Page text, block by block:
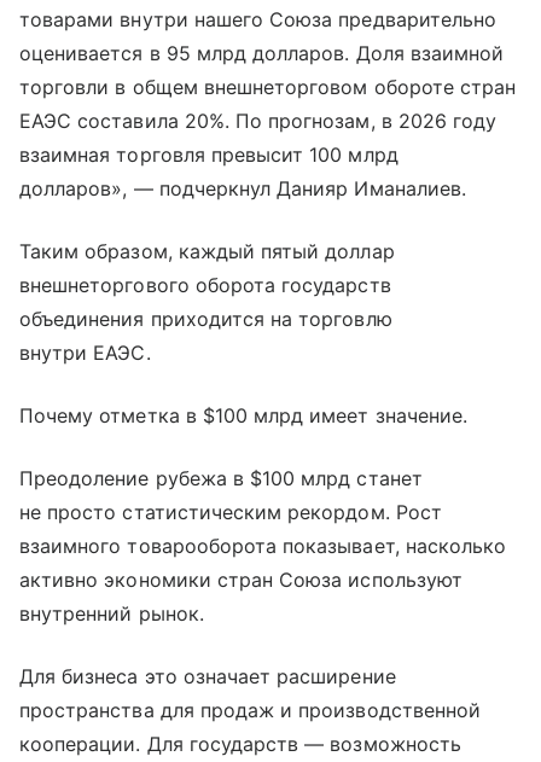
товарами внутри нашего Союза предварительно
оценивается в 95 млрд долларов. Доля взаимной
торговли в общем внешнеторговом обороте стран
ЕАЭС составила 20%. По прогнозам, в 2026 году
взаимная торговля превысит 100 млрд
долларов», — подчеркнул Данияр Иманалиев.
Таким образом, каждый пятый доллар
внешнеторгового оборота государств
объединения приходится на торговлю
внутри ЕАЭС.
Почему отметка в $100 млрд имеет значение.
Преодоление рубежа в $100 млрд станет
не просто статистическим рекордом. Рост
взаимного товарооборота показывает, насколько
активно экономики стран Союза используют
внутренний рынок.
Для бизнеса это означает расширение
пространства для продаж и производственной
кооперации. Для государств — возможность